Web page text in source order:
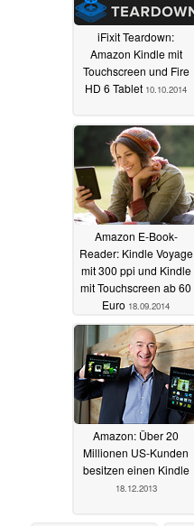
iFixit Teardown:
Amazon Kindle mit
Touchscreen und Fire
HD 6 Tablet 10.10.2014
Amazon E-Book-
Reader: Kindle Voyage
mit 300 ppi und Kindle
mit Touchscreen ab 60
Euro 18.09.2014
Amazon: Über 20
Millionen US-Kunden
besitzen einen Kindle
18.12.2013